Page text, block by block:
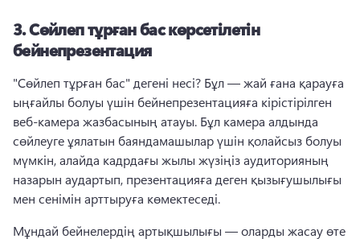
3.Сөйлеп тұрған бас көрсетілетін
бейнепрезентация
"Сөйлеп тұрған бас" дегені несі? Бұл — жай ғана қарауға
ыңғайлы болуы үшін бейнепрезентацияға кірістірілген
веб-камера жазбасының атауы. Бұл камера алдында
сөйлеуге ұялатын баяндамашылар үшін қолайсыз болуы
мүмкін, алайда кадрдағы жылы жүзіңіз аудиторияның
назарын аудартып, презентацияға деген қызығушылығы
мен сенімін арттыруға көмектеседі.
Мұндай бейнелердің артықшылығы — оларды жасау өте